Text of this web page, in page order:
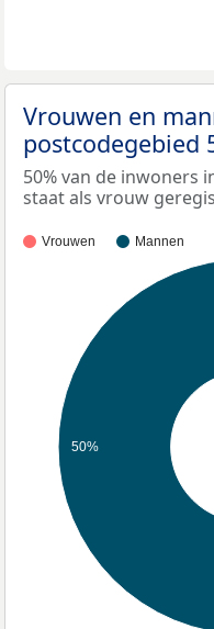
Vrouwen en
postcodegebied
50% van de inwoners
staat als vrouw
Vrouwen Mannen
50%